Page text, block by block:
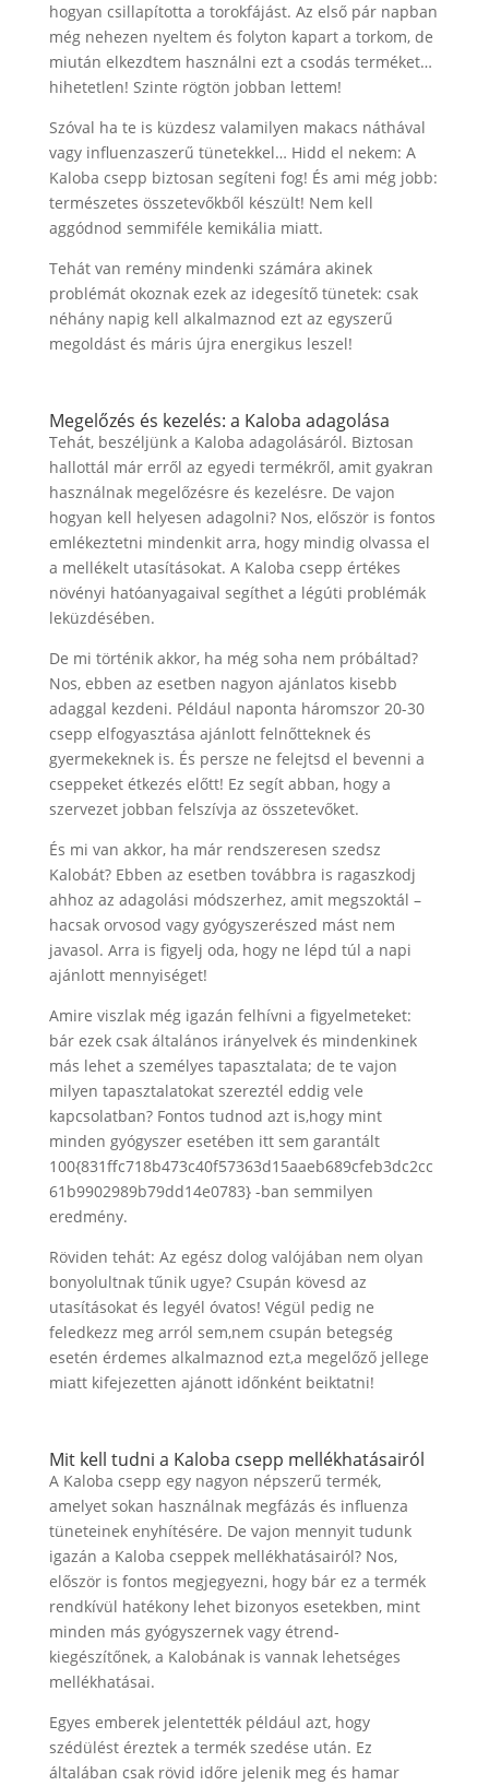
hogyan csillapította a torokfájást. Az első pár napban
még nehezen nyeltem és folyton kapart a torkom, de
miután elkezdtem használni ezt a csodás terméket…
hihetetlen! Szinte rögtön jobban lettem!
Szóval ha te is küzdesz valamilyen makacs náthával
vagy influenzaszerű tünetekkel… Hidd el nekem: A
Kaloba csepp biztosan segíteni fog! És ami még jobb:
természetes összetevőkből készült! Nem kell
aggódnod semmiféle kemikália miatt.
Tehát van remény mindenki számára akinek
problémát okoznak ezek az idegesítő tünetek: csak
néhány napig kell alkalmaznod ezt az egyszerű
megoldást és máris újra energikus leszel!
Megelőzés és kezelés: a Kaloba adagolása
Tehát, beszéljünk a Kaloba adagolásáról. Biztosan
hallottál már erről az egyedi termékről, amit gyakran
használnak megelőzésre és kezelésre. De vajon
hogyan kell helyesen adagolni? Nos, először is fontos
emlékeztetni mindenkit arra, hogy mindig olvassa el
a mellékelt utasításokat. A Kaloba csepp értékes
növényi hatóanyagaival segíthet a légúti problémák
leküzdésében.
De mi történik akkor, ha még soha nem próbáltad?
Nos, ebben az esetben nagyon ajánlatos kisebb
adaggal kezdeni. Például naponta háromszor 20-30
csepp elfogyasztása ajánlott felnőtteknek és
gyermekeknek is. És persze ne felejtsd el bevenni a
cseppeket étkezés előtt! Ez segít abban, hogy a
szervezet jobban felszívja az összetevőket.
És mi van akkor, ha már rendszeresen szedsz
Kalobát? Ebben az esetben továbbra is ragaszkodj
ahhoz az adagolási módszerhez, amit megszoktál –
hacsak orvosod vagy gyógyszerészed mást nem
javasol. Arra is figyelj oda, hogy ne lépd túl a napi
ajánlott mennyiséget!
Amire viszlak még igazán felhívni a figyelmeteket:
bár ezek csak általános irányelvek és mindenkinek
más lehet a személyes tapasztalata; de te vajon
milyen tapasztalatokat szereztél eddig vele
kapcsolatban? Fontos tudnod azt is,hogy mint
minden gyógyszer esetében itt sem garantált
100{831ffc718b473c40f57363d15aaeb689cfeb3dc2cc
61b9902989b79dd14e0783} -ban semmilyen
eredmény.
Röviden tehát: Az egész dolog valójában nem olyan
bonyolultnak tűnik ugye? Csupán kövesd az
utasításokat és legyél óvatos! Végül pedig ne
feledkezz meg arról sem,nem csupán betegség
esetén érdemes alkalmaznod ezt,a megelőző jellege
miatt kifejezetten ajánott időnként beiktatni!
Mit kell tudni a Kaloba csepp mellékhatásairól
A Kaloba csepp egy nagyon népszerű termék,
amelyet sokan használnak megfázás és influenza
tüneteinek enyhítésére. De vajon mennyit tudunk
igazán a Kaloba cseppek mellékhatásairól? Nos,
először is fontos megjegyezni, hogy bár ez a termék
rendkívül hatékony lehet bizonyos esetekben, mint
minden más gyógyszernek vagy étrend-
kiegészítőnek, a Kalobának is vannak lehetséges
mellékhatásai.
Egyes emberek jelentették például azt, hogy
szédülést éreztek a termék szedése után. Ez
általában csak rövid időre jelenik meg és hamar